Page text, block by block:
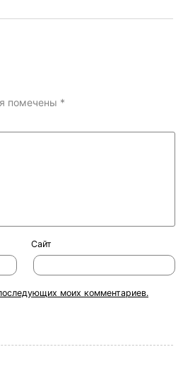
помечены *
Сайт
моих комментариев.